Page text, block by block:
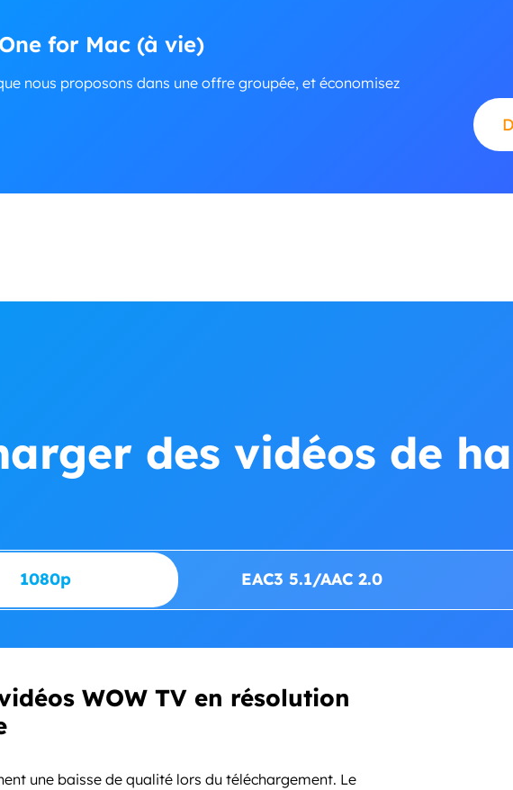
for Mac (à vie)
nous proposons dans une offre groupée, et économisez
des vidéos de
1080p EAC3 5.1/AAC 2.0
WOW TV en résolution
une baisse de qualité lors du téléchargement. Le